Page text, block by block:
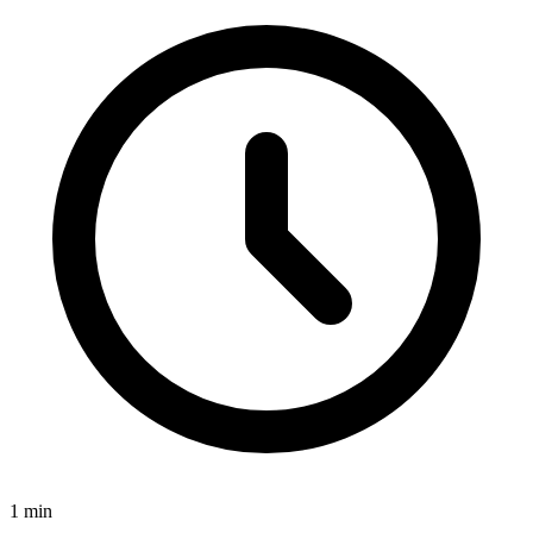
1 min